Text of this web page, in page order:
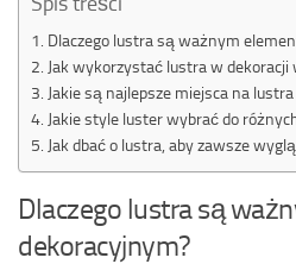
Dlaczego lustra są ważnym
Jak wykorzystać lustra w dekoracji
Jakie są najlepsze miejsca na
Jakie style luster wybrać do
Jak dbać o lustra, aby zawsze
Dlaczego lustra są
dekoracyjnym?